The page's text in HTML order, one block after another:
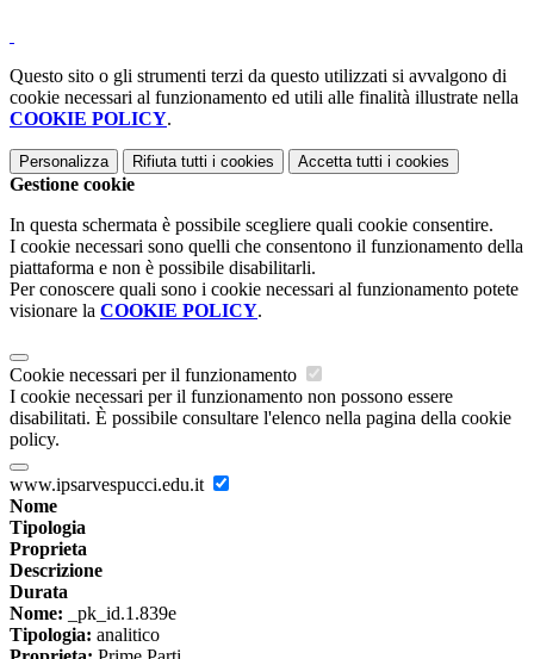
Questo sito o gli strumenti terzi da questo utilizzati si avvalgono di
cookie necessari al funzionamento ed utili alle finalità illustrate nella
COOKIE POLICY.
Personalizza Rifiuta tutti i cookies Accetta tutti i cookies
Gestione cookie
In questa schermata è possibile scegliere quali cookie consentire.
I cookie necessari sono quelli che consentono il funzionamento della
piattaforma e non è possibile disabilitarli.
Per conoscere quali sono i cookie necessari al funzionamento potete
visionare la COOKIE POLICY.
Cookie necessari per il funzionamento
I cookie necessari per il funzionamento non possono essere
disabilitati. È possibile consultare l'elenco nella pagina della cookie
policy.
www.ipsarvespucci.edu.it
Nome
Tipologia
Proprieta
Descrizione
Durata
Nome: _pk_id.1.839e
Tipologia: analitico